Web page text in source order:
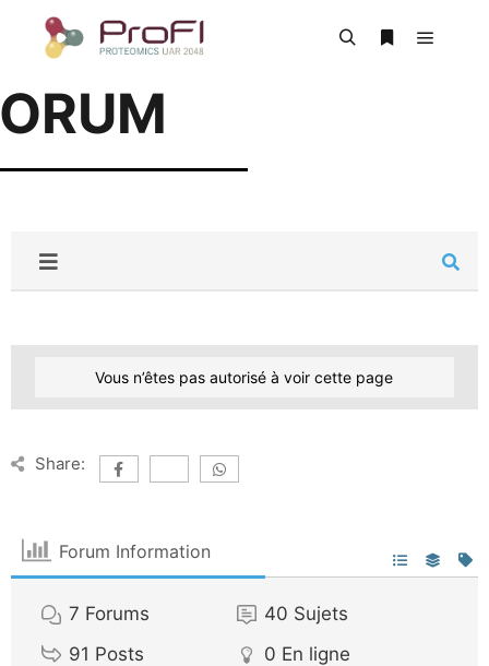
Vous n’êtes pas autorisé à voir cette page
Share:
Forum Information
7 Forums 40 Sujets
91 Posts 0 En ligne